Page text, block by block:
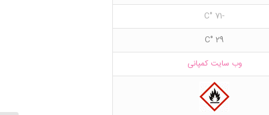
-71 °C
29 °C
وب سایت کمپانی